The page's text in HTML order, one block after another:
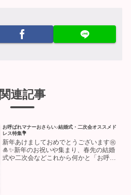
関連記事
お呼ばれマナーおさらい♪結婚式・二次会オススメド
レス特集💐
新年あけましておめでとうございます㊗️
🎍✨新年のお祝いや集まり、春先の結婚
式や二次会などこれから何かと「お呼ば